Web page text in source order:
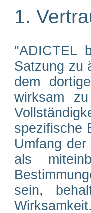
1.
"ADICTEL
Satzung zu
dem
wirksam
spezifische
Umfang
als
sein,